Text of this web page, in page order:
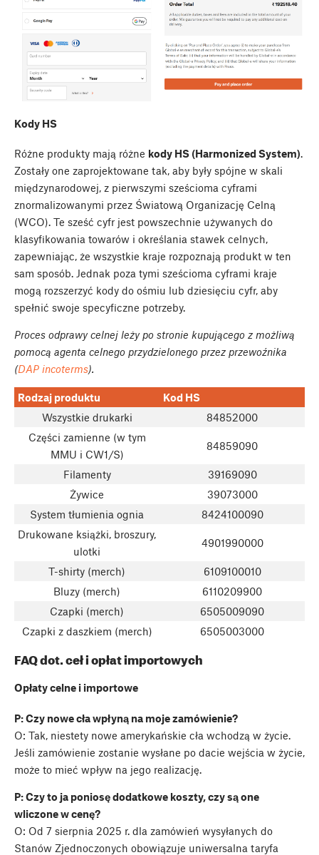
Kody HS
Różne produkty mają różne kody HS (Harmonized System).
Zostały one zaprojektowane tak, aby były spójne w skali
międzynarodowej, z pierwszymi sześcioma cyframi
znormalizowanymi przez Światową Organizację Celną
(WCO). Te sześć cyfr jest powszechnie używanych do
klasyfikowania towarów i określania stawek celnych,
zapewniając, że wszystkie kraje rozpoznają produkt w ten
sam sposób. Jednak poza tymi sześcioma cyframi kraje
mogą rozszerzyć kody do ośmiu lub dziesięciu cyfr, aby
spełnić swoje specyficzne potrzeby.
Proces odprawy celnej leży po stronie kupującego z możliwą
pomocą agenta celnego przydzielonego przez przewoźnika
(DAP incoterms).
Rodzaj produktu
Kod HS
Wszystkie drukarki
84852000
Części zamienne (w tym
MMU i CW1/S)
84859090
Filamenty
39169090
Żywice
39073000
System tłumienia ognia
8424100090
Drukowane książki, broszury,
ulotki
4901990000
T-shirty (merch)
6109100010
Bluzy (merch)
6110209900
Czapki (merch)
6505009090
Czapki z daszkiem (merch)
6505003000
FAQ dot. ceł i opłat importowych
Opłaty celne i importowe
P: Czy nowe cła wpłyną na moje zamówienie?
O: Tak, niestety nowe amerykańskie cła wchodzą w życie.
Jeśli zamówienie zostanie wysłane po dacie wejścia w życie,
może to mieć wpływ na jego realizację.
P: Czy to ja poniosę dodatkowe koszty, czy są one
wliczone w cenę?
O: Od 7 sierpnia 2025 r. dla zamówień wysyłanych do
Stanów Zjednoczonych obowiązuje uniwersalna taryfa